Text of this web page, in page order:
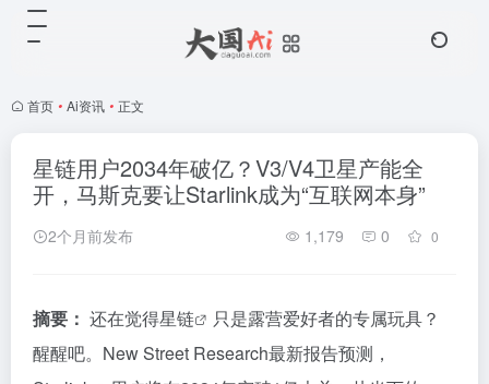
首页 • Ai资讯 • 正文
星链用户2034年破亿？V3/V4卫星产能全
开，马斯克要让Starlink成为“互联网本身”
2个月前发布 1,179 0 0
摘要： 还在觉得星链
只是露营爱好者的专属玩具？
醒醒吧。New Street Research最新报告预测，